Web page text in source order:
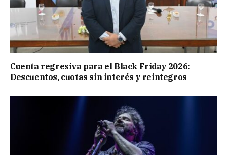
Cuenta regresiva para el Black Friday 2026:
Descuentos, cuotas sin interés y reintegros